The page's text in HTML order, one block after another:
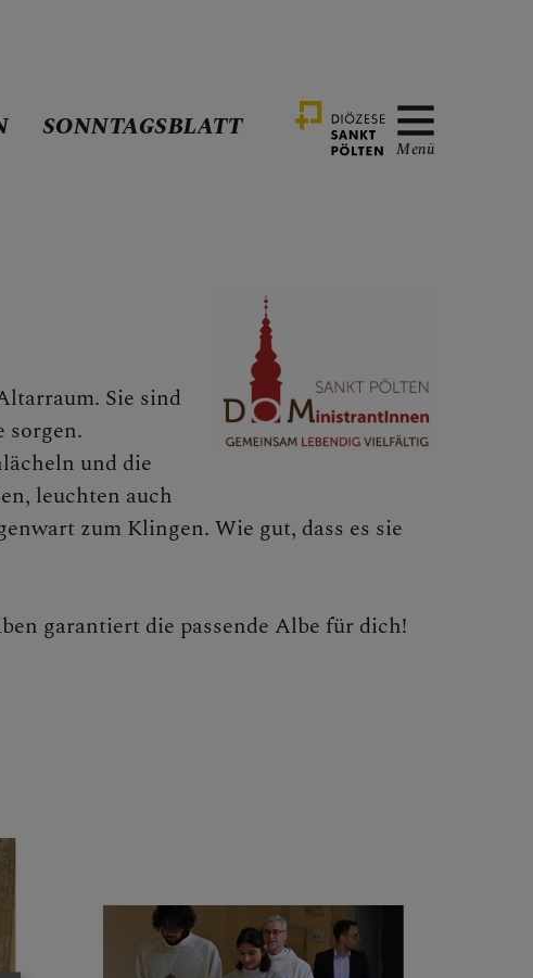
SONNTAGSBLATT
Menü
Sie sind
sorgen.
und die
leuchten auch
zum Klingen. Wie gut, dass es sie
garantiert die passende Albe für dich!